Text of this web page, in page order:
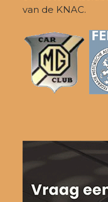
van de KNAC.